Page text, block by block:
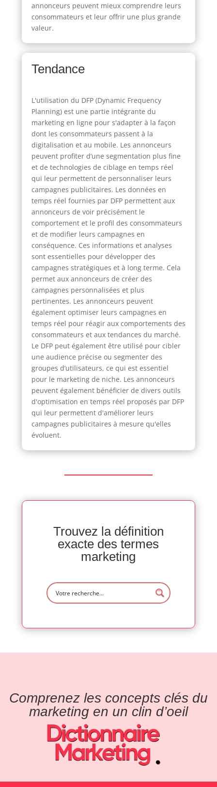
annonceurs peuvent mieux comprendre leurs
consommateurs et leur offrir une plus grande
valeur.
Tendance
L'utilisation du DFP (Dynamic Frequency
Planning) est une partie intégrante du
marketing en ligne pour s'adapter à la façon
dont les consommateurs passent à la
digitalisation et au mobile. Les annonceurs
peuvent profiter d’une segmentation plus fine
et de technologies de ciblage en temps réel
qui leur permettent de personnaliser leurs
campagnes publicitaires. Les données en
temps réel fournies par DFP permettent aux
annonceurs de voir précisément le
comportement et le profil des consommateurs
et de modifier leurs campagnes en
conséquence. Ces informations et analyses
sont essentielles pour développer des
campagnes stratégiques et à long terme. Cela
permet aux annonceurs de créer des
campagnes personnalisées et plus
pertinentes. Les annonceurs peuvent
également optimiser leurs campagnes en
temps réel pour réagir aux comportements des
consommateurs et aux tendances du marché.
Le DFP peut également être utilisé pour cibler
une audience précise ou segmenter des
groupes d’utilisateurs, ce qui est essentiel
pour le marketing de niche. Les annonceurs
peuvent également bénéficier de divers outils
d'optimisation en temps réel proposés par DFP
qui leur permettent d'améliorer leurs
campagnes publicitaires à mesure qu'elles
évoluent.
Trouvez la définition
exacte des termes
marketing
Comprenez les concepts clés du
marketing en un clin d’oeil